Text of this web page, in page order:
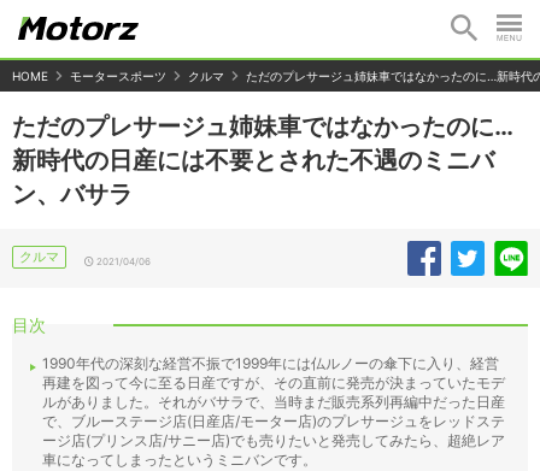
HOME モータースポーツ クルマ ただのプレサージュ姉妹車ではなかったのに…新時代
ただのプレサージュ姉妹車ではなかったのに…
新時代の日産には不要とされた不遇のミニバ
ン、バサラ
クルマ 2021/04/06
目次
1990年代の深刻な経営不振で1999年には仏ルノーの傘下に入り、経営
再建を図って今に至る日産ですが、その直前に発売が決まっていたモデ
ルがありました。それがバサラで、当時まだ販売系列再編中だった日産
で、ブルーステージ店(日産店/モーター店)のプレサージュをレッドステ
ージ店(プリンス店/サニー店)でも売りたいと発売してみたら、超絶レア
車になってしまったというミニバンです。